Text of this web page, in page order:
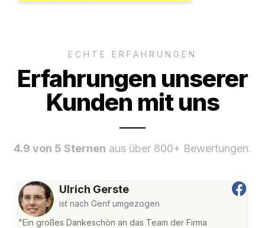
ECHTE ERFAHRUNGEN
Erfahrungen unserer
Kunden mit uns
4.9 von 5 Sternen aus über 800+ Bewertungen.
Ulrich Gerste
ist nach Genf umgezogen
"Ein großes Dankeschön an das Team der Firma